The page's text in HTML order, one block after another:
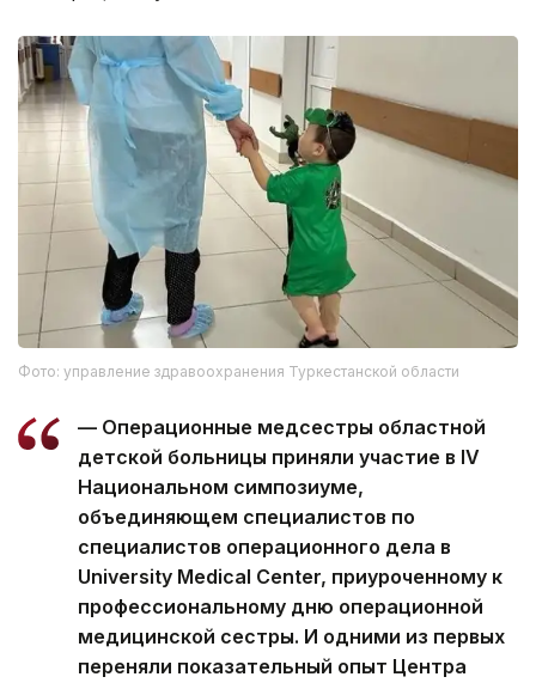
Фото: управление здравоохранения Туркестанской области
— Операционные медсестры областной
детской больницы приняли участие в IV
Национальном симпозиуме,
объединяющем специалистов по
специалистов операционного дела в
University Medical Center, приуроченному к
профессиональному дню операционной
медицинской сестры. И одними из первых
переняли показательный опыт Центра